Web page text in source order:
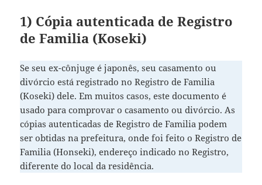
1) Cópia autenticada de Registro
de Familia (Koseki)
Se seu ex-cônjuge é japonês, seu casamento ou
divórcio está registrado no Registro de Familia
(Koseki) dele. Em muitos casos, este documento é
usado para comprovar o casamento ou divórcio. As
cópias autenticadas de Registro de Familia podem
ser obtidas na prefeitura, onde foi feito o Registro de
Familia (Honseki), endereço indicado no Registro,
diferente do local da residência.